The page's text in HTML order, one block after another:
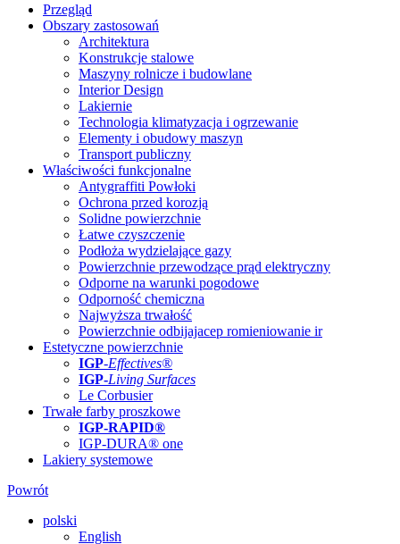
Przegląd
Obszary zastosowań
Architektura
Konstrukcje stalowe
Maszyny rolnicze i budowlane
Interior Design
Lakiernie
Technologia klimatyzacja i ogrzewanie
Elementy i obudowy maszyn
Transport publiczny
Właściwości funkcjonalne
Antygraffiti Powłoki
Ochrona przed korozją
Solidne powierzchnie
Łatwe czyszczenie
Podłoża wydzielające gazy
Powierzchnie przewodzące prąd elektryczny
Odporne na warunki pogodowe
Odporność chemiczna
Najwyższa trwałość
Powierzchnie odbijajacep romieniowanie ir
Estetyczne powierzchnie
IGP-Effectives®
IGP-Living Surfaces
Le Corbusier
Trwałe farby proszkowe
IGP-RAPID®
IGP-DURA® one
Lakiery systemowe
Powrót
polski
English